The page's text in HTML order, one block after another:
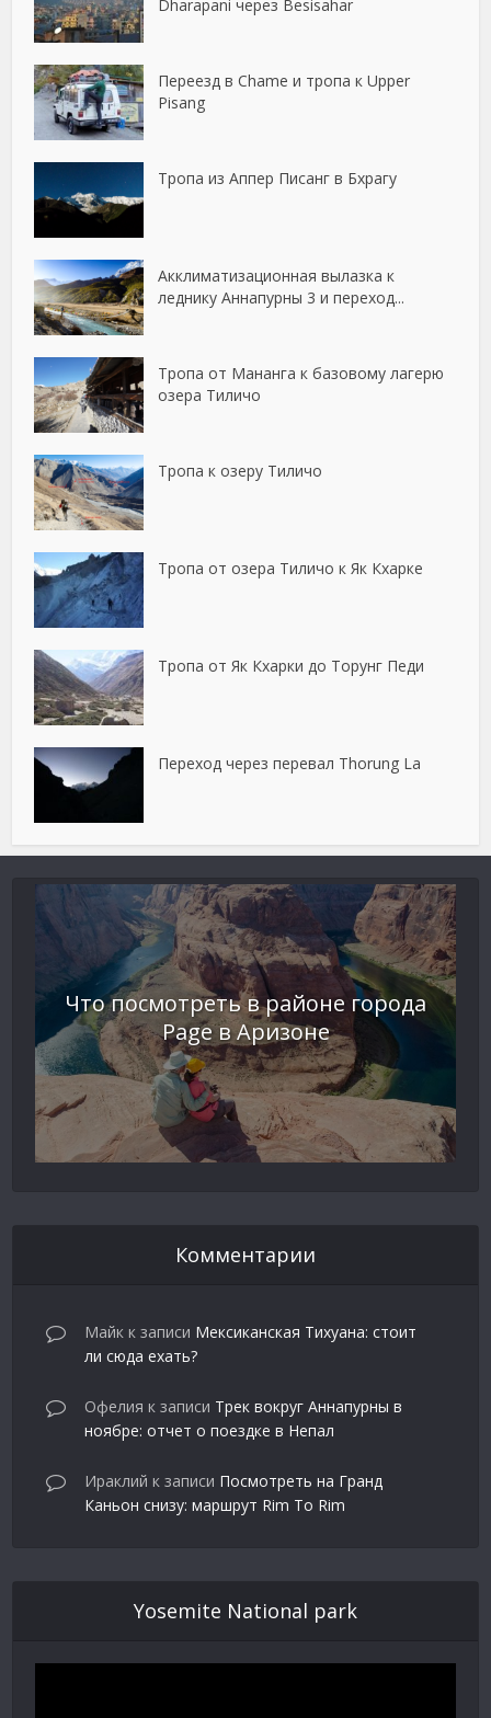
Dharapani через Besisahar
Переезд в Chame и тропа к Upper
Pisang
Тропа из Аппер Писанг в Бхрагу
Акклиматизационная вылазка к
леднику Аннапурны 3 и переход...
Тропа от Мананга к базовому лагерю
озера Тиличо
Тропа к озеру Тиличо
Тропа от озера Тиличо к Як Кхарке
Тропа от Як Кхарки до Торунг Педи
Переход через перевал Thorung La
Что посмотреть в районе города
Page в Аризоне
Комментарии
Майк к записи Мексиканская Тихуана: стоит
ли сюда ехать?
Офелия к записи Трек вокруг Аннапурны в
ноябре: отчет о поездке в Непал
Ираклий к записи Посмотреть на Гранд
Каньон снизу: маршрут Rim To Rim
Yosemite National park